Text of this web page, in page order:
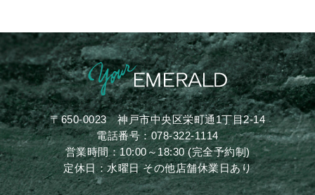
〒650-0023神戸市中央区栄町通1丁目2-14
電話番号：078-322-1114
営業時間：10:00～18:30 (完全予約制)
定休日：水曜日 その他店舗休業日あり